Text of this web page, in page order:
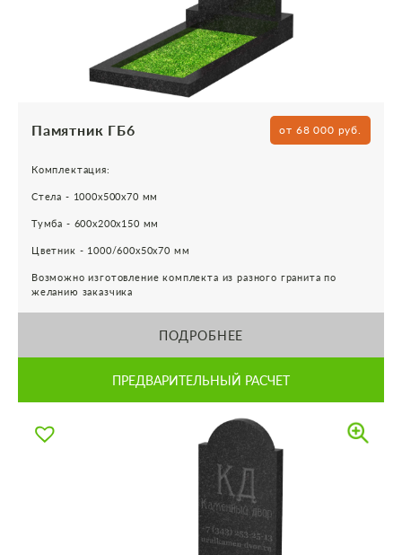
Памятник ГБ6 от 68 000 руб.
Комплектация:
Стела - 1000х500х70 мм
Тумба - 600х200х150 мм
Цветник - 1000/600х50х70 мм
Возможно изготовление комплекта из разного гранита по
желанию заказчика
ПОДРОБНЕЕ
ПРЕДВАРИТЕЛЬНЫЙ РАСЧЕТ